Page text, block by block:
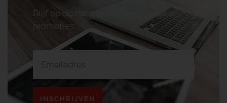
Blijf op de hoogte van onze acties en
promoties.
INSCHRIJVEN